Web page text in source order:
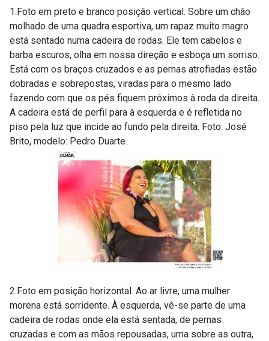
1.Foto em preto e branco posição vertical. Sobre um chão
molhado de uma quadra esportiva, um rapaz muito magro
está sentado numa cadeira de rodas. Ele tem cabelos e
barba escuros, olha em nossa direção e esboça um sorriso.
Está com os braços cruzados e as pernas atrofiadas estão
dobradas e sobrepostas, viradas para o mesmo lado
fazendo com que os pés fiquem próximos à roda da direita.
A cadeira está de perfil para à esquerda e é refletida no
piso pela luz que incide ao fundo pela direita. Foto: José
Brito, modelo: Pedro Duarte.
2.Foto em posição horizontal. Ao ar livre, uma mulher
morena está sorridente. À esquerda, vê-se parte de uma
cadeira de rodas onde ela está sentada, de pernas
cruzadas e com as mãos repousadas, uma sobre as outra,